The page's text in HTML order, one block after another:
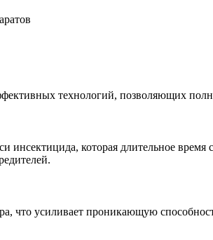
технологий, позволяющих
инсектицида, которая длительное
что усиливает проникающую